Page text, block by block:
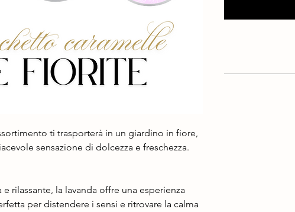
ti trasporterà in un giardino in fiore,
sensazione di dolcezza e freschezza.
e rilassante, la lavanda offre una esperienza
per distendere i sensi e ritrovare la calma